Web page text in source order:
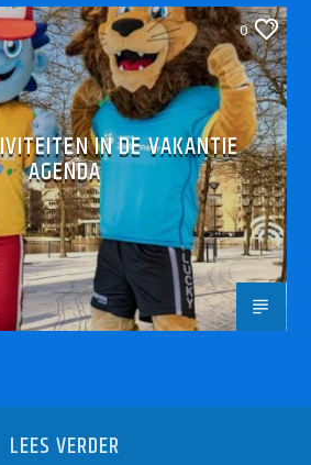
0
IN DE VAKANTIE
AGENDA
LEES VERDER